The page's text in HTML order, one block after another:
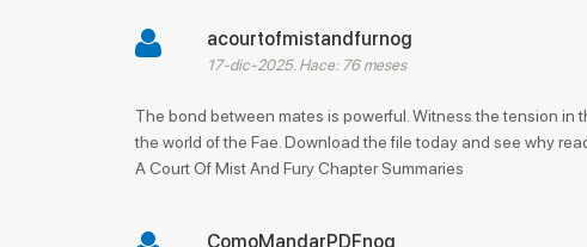
acourtofmistandfurnog
17-dic-2025. Hace: 76 meses
The bond between mates is powerful. Witness the tension in
the world of the Fae. Download the file today and see why
A Court Of Mist And Fury Chapter Summaries
ComoMandarPDFnog